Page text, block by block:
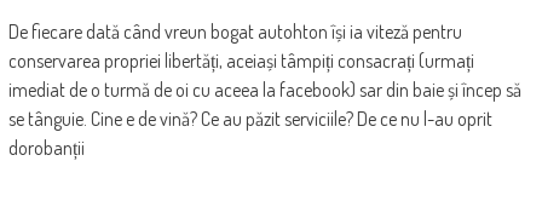
De fiecare dată când vreun bogat autohton își ia viteză pentru
conservarea propriei libertăți, aceiași tâmpiți consacrați (urmați
imediat de o turmă de oi cu aceea la facebook) sar din baie și încep să
se tânguie. Cine e de vină? Ce au păzit serviciile? De ce nu l-au oprit
dorobanții